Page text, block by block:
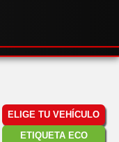
ELIGE TU VEHÍCULO
ETIQUETA ECO